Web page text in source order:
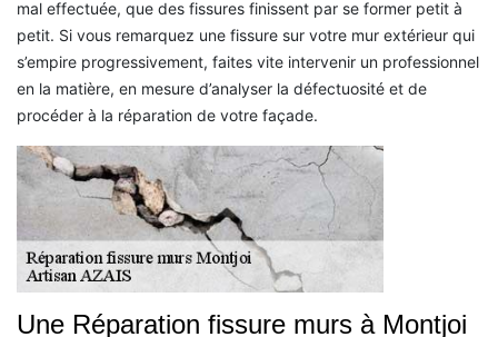
mal effectuée, que des fissures finissent par se former petit à
petit. Si vous remarquez une fissure sur votre mur extérieur qui
s’empire progressivement, faites vite intervenir un professionnel
en la matière, en mesure d’analyser la défectuosité et de
procéder à la réparation de votre façade.
Une Réparation fissure murs à Montjoi